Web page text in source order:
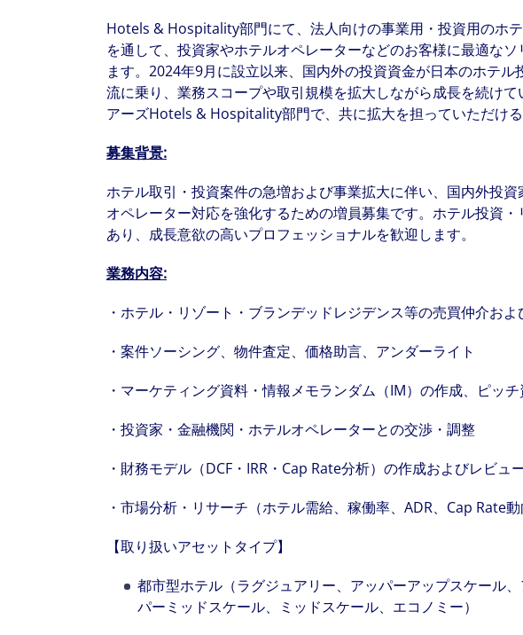
Hotels & Hospitality部門にて、法人向けの事業用・投資用のホ
を通して、投資家やホテルオペレーターなどのお客様に最適な
ます。2024年9月に設立以来、国内外の投資資金が日本のホテル
流に乗り、業務スコープや取引規模を拡大しながら成長を続けて
アーズHotels & Hospitality部門で、共に拡大を担っていただける
募集背景:
ホテル取引・投資案件の急増および事業拡大に伴い、国内外投資
オペレーター対応を強化するための増員募集です。ホテル投資
あり、成長意欲の高いプロフェッショナルを歓迎します。
業務内容:
・ホテル・リゾート・ブランデッドレジデンス等の売買仲介お
・案件ソーシング、物件査定、価格助言、アンダーライト
・マーケティング資料・情報メモランダム（IM）の作成、ピッ
・投資家・金融機関・ホテルオペレーターとの交渉・調整
・財務モデル（DCF・IRR・Cap Rate分析）の作成およびレビュ
・市場分析・リサーチ（ホテル需給、稼働率、ADR、Cap Rate
【取り扱いアセットタイプ】
都市型ホテル（ラグジュアリー、アッパーアップスケール
パーミッドスケール、ミッドスケール、エコノミー）